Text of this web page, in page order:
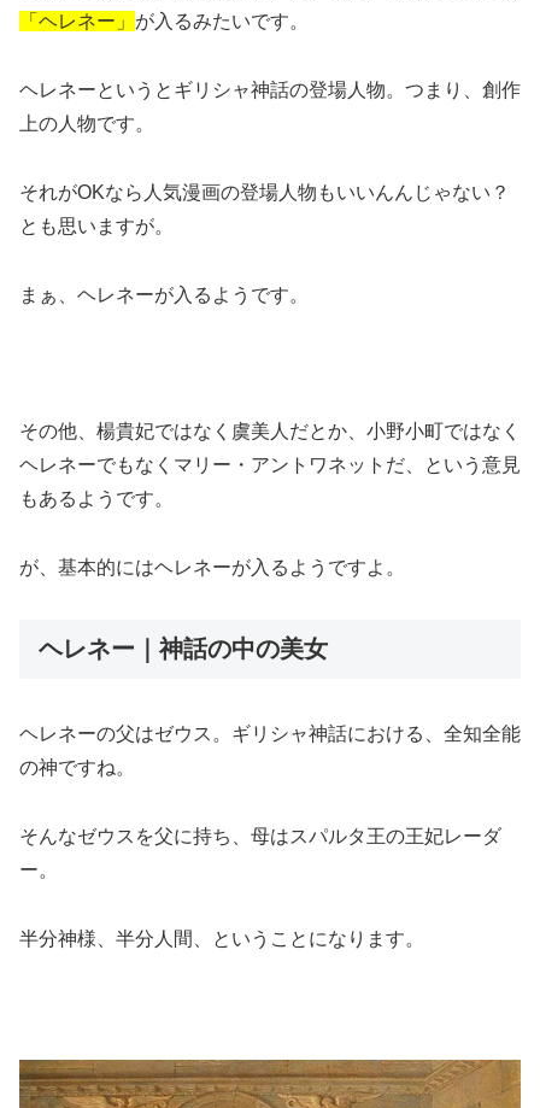
「ヘレネー」 が入るみたいです。
ヘレネーというとギリシャ神話の登場人物。つまり、創作
上の人物です。
それがOKなら人気漫画の登場人物もいいんんじゃない？
とも思いますが。
まぁ、ヘレネーが入るようです。
その他、楊貴妃ではなく虞美人だとか、小野小町ではなく
ヘレネーでもなくマリー・アントワネットだ、という意見
もあるようです。
が、基本的にはヘレネーが入るようですよ。
ヘレネー｜神話の中の美女
ヘレネーの父はゼウス。ギリシャ神話における、全知全能
の神ですね。
そんなゼウスを父に持ち、母はスパルタ王の王妃レーダ
ー。
半分神様、半分人間、ということになります。